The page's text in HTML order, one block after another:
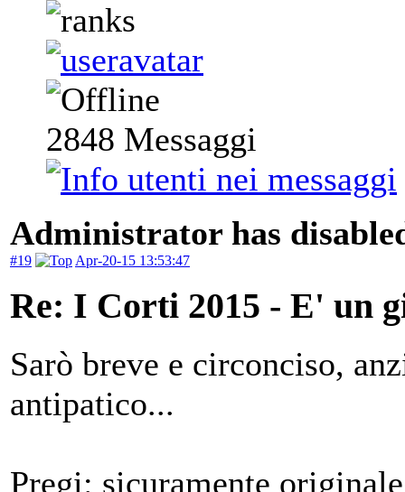
2848 Messaggi
Administrator has
#19 Apr-20-15 13:53:47
Re: I Corti 2015 - E' un
Sarò breve e circonciso,
antipatico...
Pregi: sicuramente